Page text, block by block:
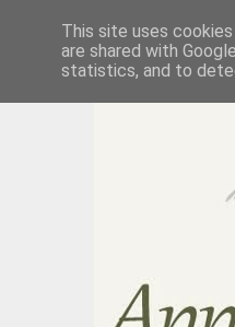
This site uses
are shared with
statistics, and to